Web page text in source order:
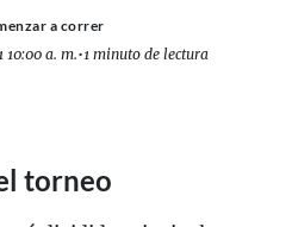
a correr
10:00 a. m.•1 minuto de lectura
torneo